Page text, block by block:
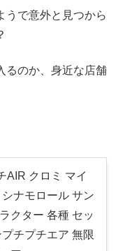
うで意外と見つから
るのか、身近な店舗
AIR クロミ マイ
シナモロール サン
クター 各種 セッ
プチプチエア 無限